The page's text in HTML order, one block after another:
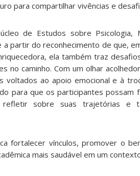
para compartilhar vivências e
de Estudos sobre Psicologia,
a partir do reconhecimento de que,
ela também traz
no caminho. Com um olhar
voltados ao apoio emocional e à
para que os participantes possam
refletir sobre suas trajetórias e
fortalecer vínculos, promover o
mais saudável em um